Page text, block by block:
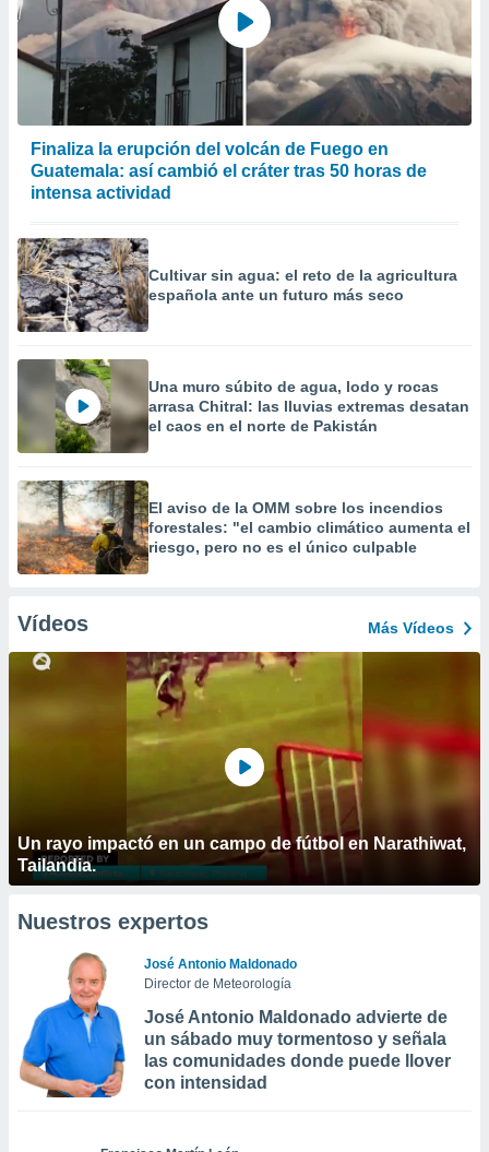
Finaliza la erupción del volcán de Fuego en
Guatemala: así cambió el cráter tras 50 horas de
intensa actividad
Cultivar sin agua: el reto de la agricultura
española ante un futuro más seco
Una muro súbito de agua, lodo y rocas
arrasa Chitral: las lluvias extremas desatan
el caos en el norte de Pakistán
El aviso de la OMM sobre los incendios
forestales: "el cambio climático aumenta el
riesgo, pero no es el único culpable
Vídeos Más Vídeos
Un rayo impactó en un campo de fútbol en Narathiwat,
Tailandia.
Nuestros expertos
José Antonio Maldonado
Director de Meteorología
José Antonio Maldonado advierte de
un sábado muy tormentoso y señala
las comunidades donde puede llover
con intensidad